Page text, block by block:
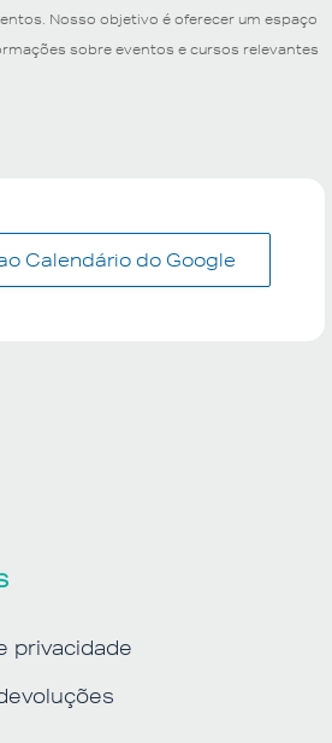
Nosso objetivo é oferecer um espaço
sobre eventos e cursos relevantes
Calendário do Google
privacidade